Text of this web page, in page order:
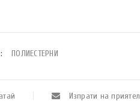
ПОЛИЕСТЕРНИ
Изпрати на приятел